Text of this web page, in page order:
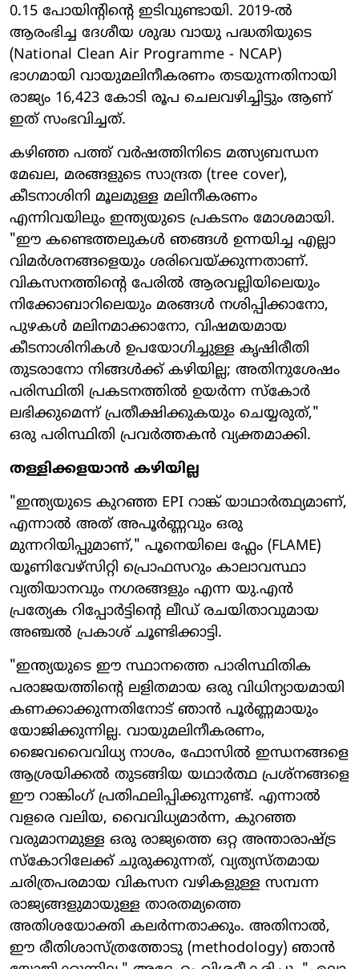
0.15 പോയിന്റിന്റെ ഇടിവുണ്ടായി. 2019-ൽ
ആരംഭിച്ച ദേശീയ ശുദ്ധ വായു പദ്ധതിയുടെ
(National Clean Air Programme - NCAP)
ഭാഗമായി വായുമലിനീകരണം തടയുന്നതിനായി
രാജ്യം 16,423 കോടി രൂപ ചെലവഴിച്ചിട്ടും ആണ്
ഇത് സംഭവിച്ചത്.
കഴിഞ്ഞ പത്ത് വർഷത്തിനിടെ മത്സ്യബന്ധന
മേഖല, മരങ്ങളുടെ സാന്ദ്രത (tree cover),
കീടനാശിനി മൂലമുള്ള മലിനീകരണം
എന്നിവയിലും ഇന്ത്യയുടെ പ്രകടനം മോശമായി.
"ഈ കണ്ടെത്തലുകൾ ഞങ്ങൾ ഉന്നയിച്ച എല്ലാ
വിമർശനങ്ങളെയും ശരിവെയ്ക്കുന്നതാണ്.
വികസനത്തിന്റെ പേരിൽ ആരവല്ലിയിലെയും
നിക്കോബാറിലെയും മരങ്ങൾ നശിപ്പിക്കാനോ,
പുഴകൾ മലിനമാക്കാനോ, വിഷമയമായ
കീടനാശിനികൾ ഉപയോഗിച്ചുള്ള കൃഷിരീതി
തുടരാനോ നിങ്ങൾക്ക് കഴിയില്ല; അതിനുശേഷം
പരിസ്ഥിതി പ്രകടനത്തിൽ ഉയർന്ന സ്‌കോർ
ലഭിക്കുമെന്ന് പ്രതീക്ഷിക്കുകയും ചെയ്യരുത്,"
ഒരു പരിസ്ഥിതി പ്രവർത്തകൻ വ്യക്തമാക്കി.
തള്ളിക്കളയാൻ കഴിയില്ല
"ഇന്ത്യയുടെ കുറഞ്ഞ EPI റാങ്ക് യാഥാർത്ഥ്യമാണ്,
എന്നാൽ അത് അപൂർണ്ണവും ഒരു
മുന്നറിയിപ്പുമാണ്," പൂനെയിലെ ഫ്ലേം (FLAME)
യൂണിവേഴ്സിറ്റി പ്രൊഫസറും കാലാവസ്ഥാ
വ്യതിയാനവും നഗരങ്ങളും എന്ന യു.എൻ
പ്രത്യേക റിപ്പോർട്ടിന്റെ ലീഡ് രചയിതാവുമായ
അഞ്ചൽ പ്രകാശ് ചൂണ്ടിക്കാട്ടി.
"ഇന്ത്യയുടെ ഈ സ്ഥാനത്തെ പാരിസ്ഥിതിക
പരാജയത്തിന്റെ ലളിതമായ ഒരു വിധിന്യായമായി
കണക്കാക്കുന്നതിനോട് ഞാൻ പൂർണ്ണമായും
യോജിക്കുന്നില്ല. വായുമലിനീകരണം,
ജൈവവൈവിധ്യ നാശം, ഫോസിൽ ഇന്ധനങ്ങളെ
ആശ്രയിക്കൽ തുടങ്ങിയ യഥാർത്ഥ പ്രശ്നങ്ങളെ
ഈ റാങ്കിംഗ് പ്രതിഫലിപ്പിക്കുന്നുണ്ട്. എന്നാൽ
വളരെ വലിയ, വൈവിധ്യമാർന്ന, കുറഞ്ഞ
വരുമാനമുള്ള ഒരു രാജ്യത്തെ ഒറ്റ അന്താരാഷ്ട്ര
സ്‌കോറിലേക്ക് ചുരുക്കുന്നത്, വ്യത്യസ്തമായ
ചരിത്രപരമായ വികസന വഴികളുള്ള സമ്പന്ന
രാജ്യങ്ങളുമായുള്ള താരതമ്യത്തെ
അതിശയോക്തി കലർന്നതാക്കും. അതിനാൽ,
ഈ രീതിശാസ്ത്രത്തോടു (methodology) ഞാൻ